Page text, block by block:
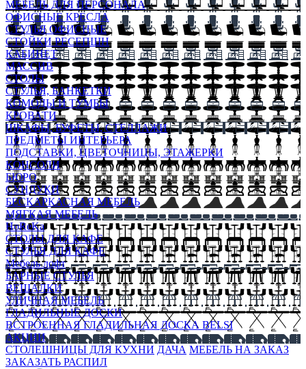
МЕБЕЛЬ ДЛЯ ПЕРСОНАЛА
ОФИСНЫЕ КРЕСЛА
СТУЛЬЯ ОФИСНЫЕ
СТОЙКИ РЕСЕПШН
КАБИНЕТ
МАССИВ
СТОЛЫ
СТУЛЬЯ, БАНКЕТКИ
КОМОДЫ И ТУМБЫ
КРОВАТИ
ШКАФЫ, БУФЕТЫ, СТЕЛЛАЖИ
ПРЕДМЕТЫ ИНТЕРЬЕРА
ПОДСТАВКИ, ЦВЕТОЧНИЦЫ, ЭТАЖЕРКИ
КОНСОЛИ
БЮРО
СУНДУКИ
БЕСКАРКАСНАЯ МЕБЕЛЬ
МЯГКАЯ МЕБЕЛЬ
HoReKa
СТОЛЫ ДЛЯ КАФЕ
СТУЛЬЯ ДЛЯ КАФЕ
Мебель лофт
БАРНЫЕ СТУЛЬЯ
ВЕШАЛКИ
УЛИЧНАЯ МЕБЕЛЬ
ГЛАДИЛЬНЫЕ ДОСКИ
ВСТРОЕННАЯ ГЛАДИЛЬНАЯ ДОСКА BELSI
АКЦИИ
СТОЛЕШНИЦЫ ДЛЯ КУХНИ ДАЧА МЕБЕЛЬ НА ЗАКАЗ
ЗАКАЗАТЬ РАСПИЛ